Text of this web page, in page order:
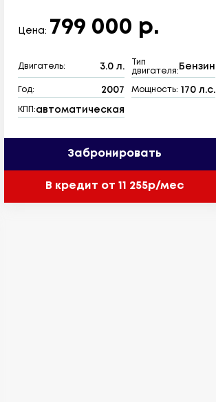
Цена: 799 000 р.
Двигатель: 3.0 л.
Тип
двигателя:
Бензин
Год: 2007 Мощность: 170 л.с.
КПП:автоматическая
Забронировать
В кредит от 11 255р/мес